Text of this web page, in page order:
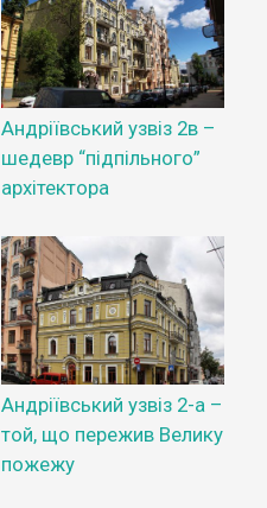
Андріївський узвіз 2в –
шедевр “підпільного”
архітектора
Андріївський узвіз 2-а –
той, що пережив Велику
пожежу